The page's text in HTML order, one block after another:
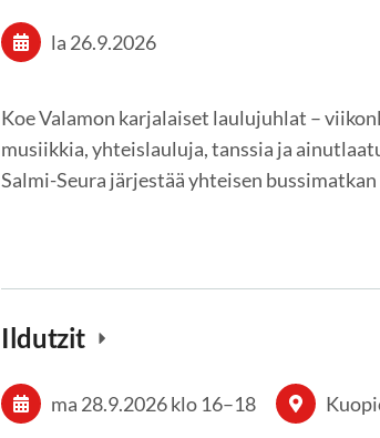
la 26.9.2026
Koe Valamon karjalaiset laulujuhlat –
musiikkia, yhteislauluja, tanssia ja
Salmi-Seura järjestää yhteisen
Ildutzit
ma 28.9.2026klo 16–18